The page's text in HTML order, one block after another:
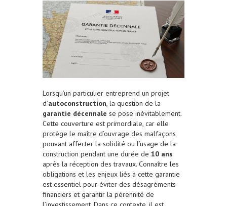
Lorsqu’un particulier entreprend un projet
d’autoconstruction, la question de la
garantie décennale se pose inévitablement.
Cette couverture est primordiale, car elle
protège le maître d’ouvrage des malfaçons
pouvant affecter la solidité ou l’usage de la
construction pendant une durée de 10 ans
après la réception des travaux. Connaître les
obligations et les enjeux liés à cette garantie
est essentiel pour éviter des désagréments
financiers et garantir la pérennité de